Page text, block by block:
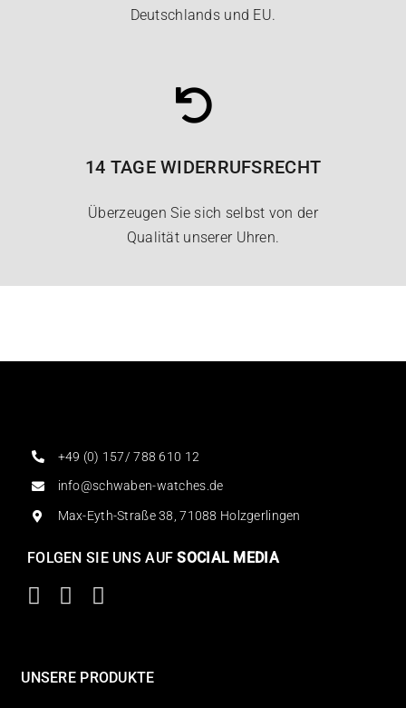
Deutschlands und EU.
14 TAGE WIDERRUFSRECHT
Überzeugen Sie sich selbst von der
Qualität unserer Uhren.
+49 (0) 157/ 788 610 12
info@schwaben-watches.de
Max-Eyth-Straße 38, 71088 Holzgerlingen
FOLGEN SIE UNS AUFSOCIAL MEDIA
UNSERE PRODUKTE